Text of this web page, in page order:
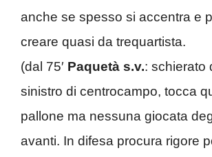
anche se spesso si accentra e
creare quasi da trequartista.
(dal 75′ Paquetà s.v.: schierato
sinistro di centrocampo, tocca
pallone ma nessuna giocata
avanti. In difesa procura rigore